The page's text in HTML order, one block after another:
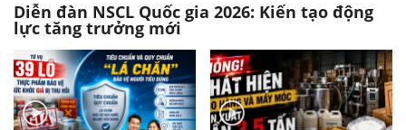
Diễn đàn NSCL Quốc gia 2026: Kiến tạo động
lực tăng trưởng mới